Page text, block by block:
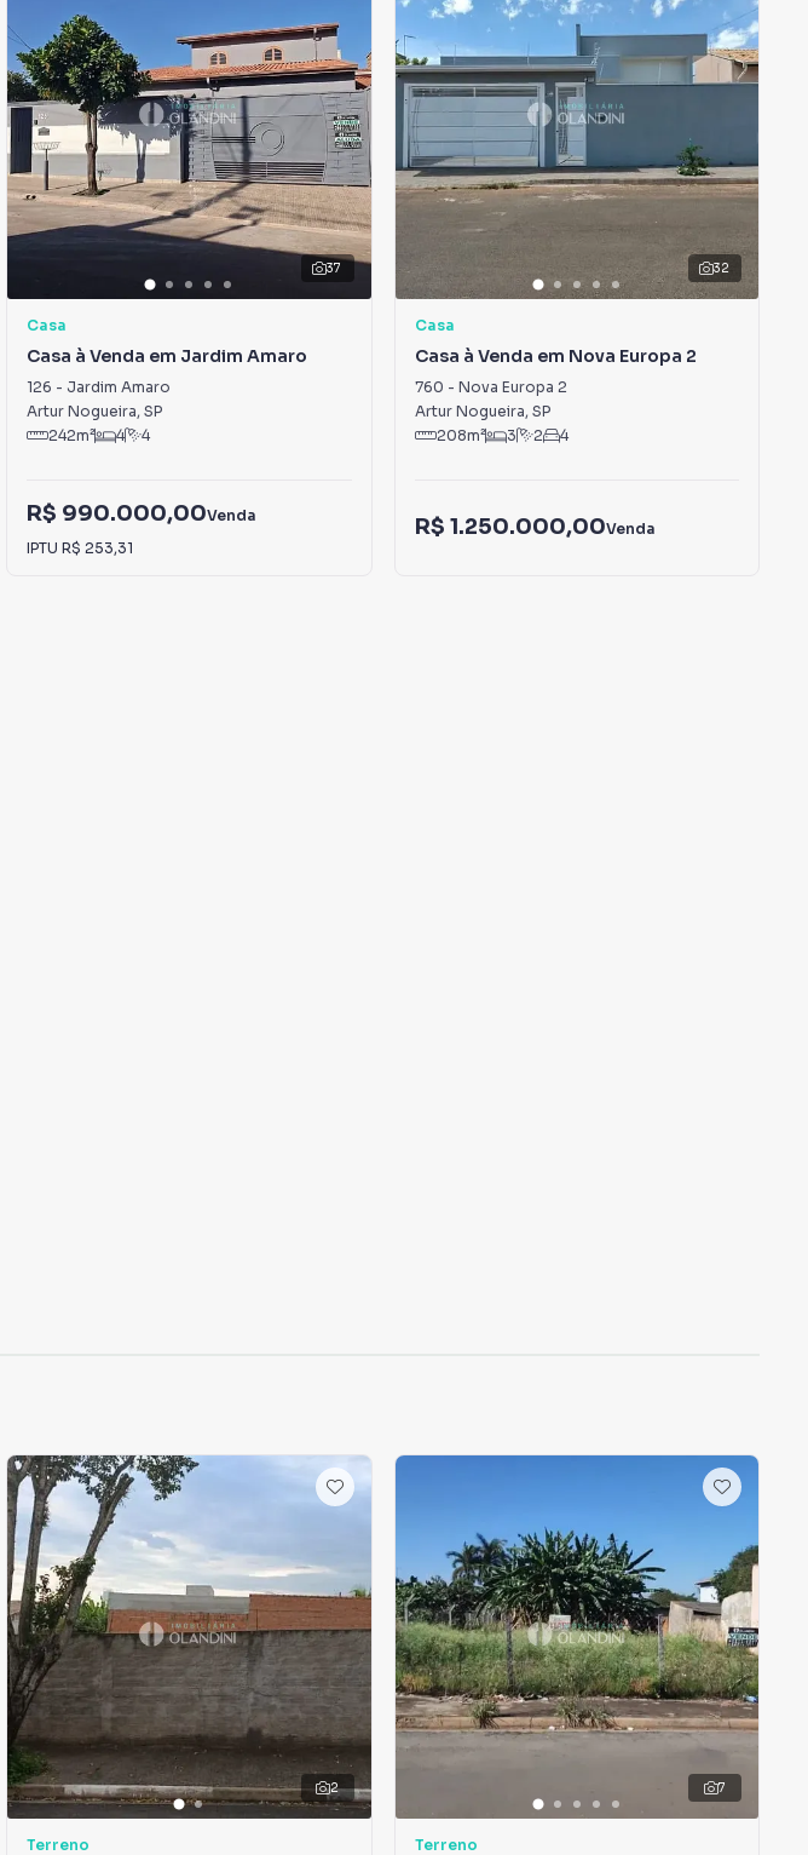
37
Casa
Casa à Venda em Jardim Amaro
126 - Jardim Amaro
Artur Nogueira, SP
242m² 4 4
R$ 990.000,00Venda
IPTU R$ 253,31
32
Casa
Casa à Venda em Nova Europa 2
760 - Nova Europa 2
Artur Nogueira, SP
208m² 3 2 4
R$ 1.250.000,00Venda
2
Terreno
7
Terreno